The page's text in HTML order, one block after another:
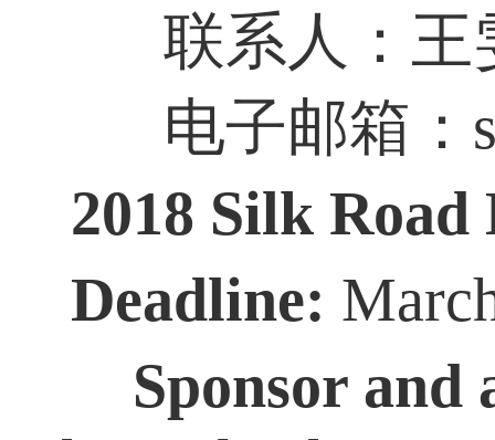
联系人：王
电子邮箱：
2018 Silk
Deadline:
Sponsor and